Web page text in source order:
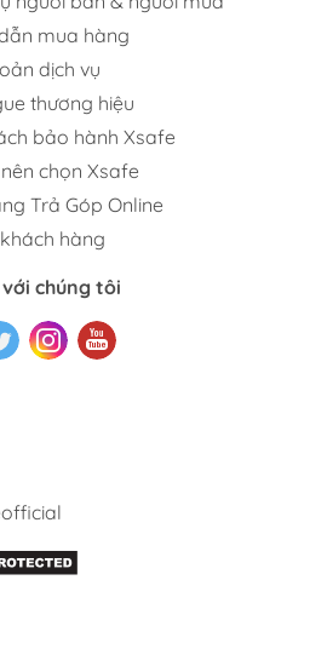
mua hàng
dịch vụ
thương hiệu
bảo hành Xsafe
chọn Xsafe
Trả Góp Online
hàng
chúng tôi